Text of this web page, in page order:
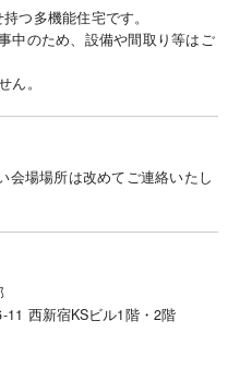
つ多機能住宅です。
中のため、設備や間取り等はご
ん。
会場場所は改めてご連絡いたし
西新宿KSビル1階・2階